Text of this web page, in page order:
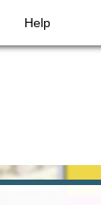
Help